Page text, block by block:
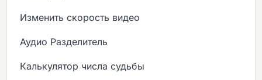
Изменить скорость видео
Аудио Разделитель
Калькулятор числа судьбы